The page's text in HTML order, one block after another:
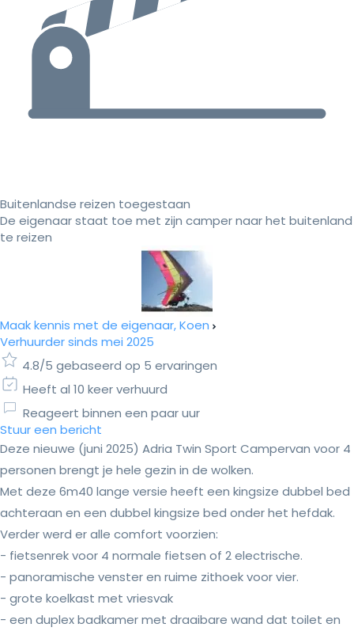
Buitenlandse reizen toegestaan
De eigenaar staat toe met zijn camper naar het buitenland
te reizen
Maak kennis met de eigenaar, Koen
Verhuurder sinds mei 2025
4.8/5 gebaseerd op 5 ervaringen
Heeft al 10 keer verhuurd
Reageert binnen een paar uur
Stuur een bericht
Deze nieuwe (juni 2025) Adria Twin Sport Campervan voor 4
personen brengt je hele gezin in de wolken.
Met deze 6m40 lange versie heeft een kingsize dubbel bed
achteraan en een dubbel kingsize bed onder het hefdak.
Verder werd er alle comfort voorzien:
- fietsenrek voor 4 normale fietsen of 2 electrische.
- panoramische venster en ruime zithoek voor vier.
- grote koelkast met vriesvak
- een duplex badkamer met draaibare wand dat toilet en